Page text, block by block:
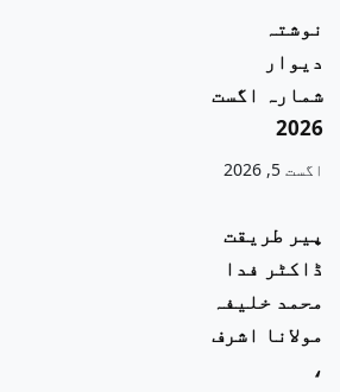
نوشتہ
دیوار
شمارہ اگست
2026
اگست 5, 2026
پیر طریقت
ڈاکٹر فدا
محمد خلیفہ
مولانا اشرف
،